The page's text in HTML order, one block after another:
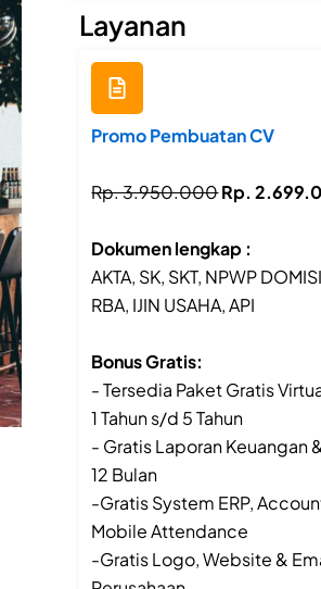
Layanan
Promo Pembuatan CV
Rp. 3.950.000Rp.
Dokumen lengkap :
AKTA, SK, SKT, NPWP
RBA, IJIN USAHA, API
Bonus Gratis:
- Tersedia Paket Gratis
1 Tahun s/d 5 Tahun
- Gratis Laporan Keuangan
12 Bulan
-Gratis System ERP,
Mobile Attendance
-Gratis Logo, Website &